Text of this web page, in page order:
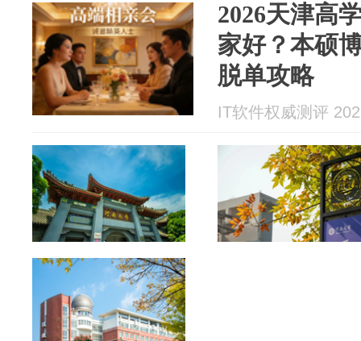
2026天津高
家好？本硕
脱单攻略
IT软件权威测评